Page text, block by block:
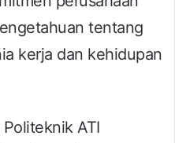
tentang
kerja dan kehidupan
ATI